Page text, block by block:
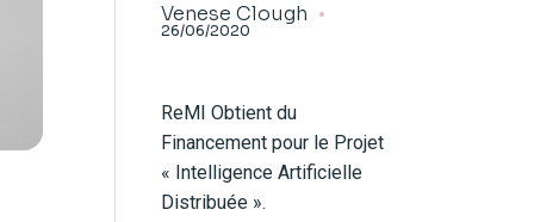
Venese Clough
26/06/2020
ReMI Obtient du
Financement pour le Projet
« Intelligence Artificielle
Distribuée ».